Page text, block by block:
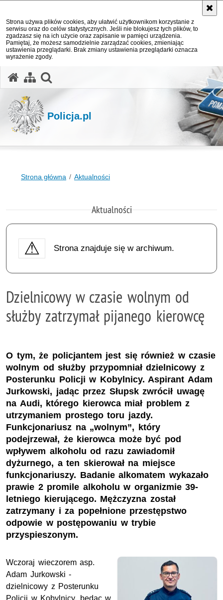
Strona używa plików cookies, aby ułatwić użytkownikom korzystanie z
serwisu oraz do celów statystycznych. Jeśli nie blokujesz tych plików, to
zgadzasz się na ich użycie oraz zapisanie w pamięci urządzenia.
Pamiętaj, że możesz samodzielnie zarządzać cookies, zmieniając
ustawienia przeglądarki. Brak zmiany ustawienia przeglądarki oznacza
wyrażenie zgody.
Policja.pl
Strona główna Aktualności
Aktualności
Strona znajduje się w archiwum.
Dzielnicowy w czasie wolnym od
służby zatrzymał pijanego kierowcę
O tym, że policjantem jest się również w czasie
wolnym od służby przypomniał dzielnicowy z
Posterunku Policji w Kobylnicy. Aspirant Adam
Jurkowski, jadąc przez Słupsk zwrócił uwagę
na Audi, którego kierowca miał problem z
utrzymaniem prostego toru jazdy.
Funkcjonariusz na „wolnym”, który
podejrzewał, że kierowca może być pod
wpływem alkoholu od razu zawiadomił
dyżurnego, a ten skierował na miejsce
funkcjonariuszy. Badanie alkomatem wykazało
prawie 2 promile alkoholu w organizmie 39-
letniego kierującego. Mężczyzna został
zatrzymany i za popełnione przestępstwo
odpowie w postępowaniu w trybie
przyspieszonym.
Wczoraj wieczoremasp.
Adam Jurkowski -
dzielnicowy z Posterunku